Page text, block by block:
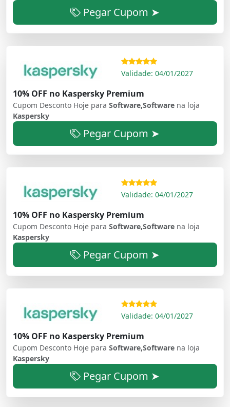
Pegar Cupom ➤
Validade: 04/01/2027
10% OFF no Kaspersky Premium
Cupom Desconto Hoje para Software,Software na loja
Kaspersky
Pegar Cupom ➤
Validade: 04/01/2027
10% OFF no Kaspersky Premium
Cupom Desconto Hoje para Software,Software na loja
Kaspersky
Pegar Cupom ➤
Validade: 04/01/2027
10% OFF no Kaspersky Premium
Cupom Desconto Hoje para Software,Software na loja
Kaspersky
Pegar Cupom ➤